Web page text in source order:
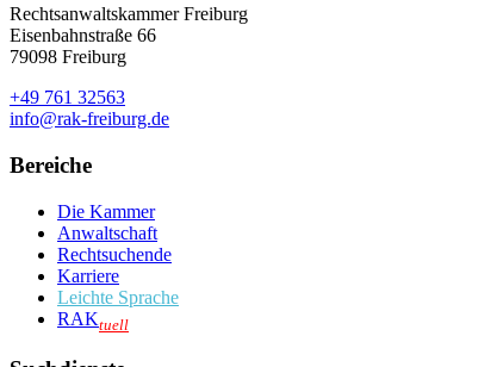
Rechtsanwaltskammer Freiburg
Eisenbahnstraße 66
79098 Freiburg
+49 761 32563
info@rak-freiburg.de
Bereiche
Die Kammer
Anwaltschaft
Rechtsuchende
Karriere
Leichte Sprache
RAKtuell